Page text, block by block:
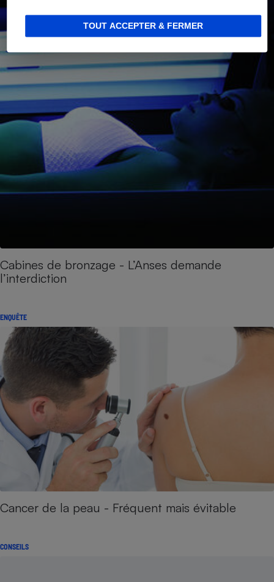
TOUT ACCEPTER & FERMER
Cabines de bronzage - L’Anses demande
l’interdiction
ENQUÊTE
Cancer de la peau - Fréquent mais évitable
CONSEILS